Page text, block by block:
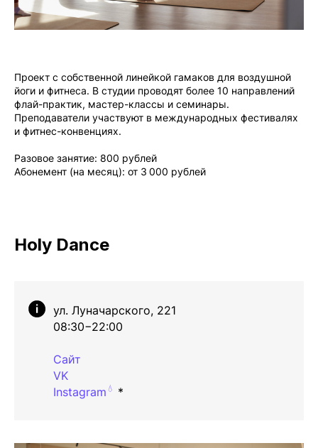
Проект с собственной линейкой гамаков для воздушной
йоги и фитнеса. В студии проводят более 10 направлений
флай-практик, мастер-классы и семинары.
Преподаватели участвуют в международных фестивалях
и фитнес-конвенциях.
Разовое занятие: 800 рублей
Абонемент (на месяц): от 3 000 рублей
Holy Dance
ул. Луначарского, 221
08:30−22:00
Сайт
VK
Instagram 💧 *